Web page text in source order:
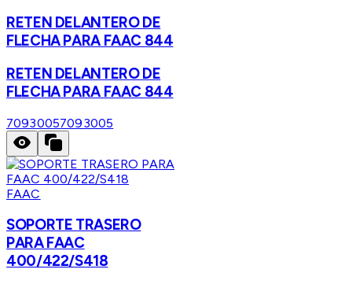
RETEN DELANTERO DE
FLECHA PARA FAAC 844
RETEN DELANTERO DE
FLECHA PARA FAAC 844
70930057093005
FAAC
SOPORTE TRASERO
PARA FAAC
400/422/S418